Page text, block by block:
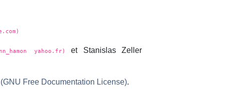
yahoo.fr) et Stanislas Zeller
Free Documentation License).